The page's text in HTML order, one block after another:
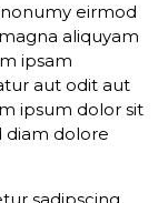
eirmod
aliquyam
ipsam
aut odit aut
ipsum dolor sit
diam dolore